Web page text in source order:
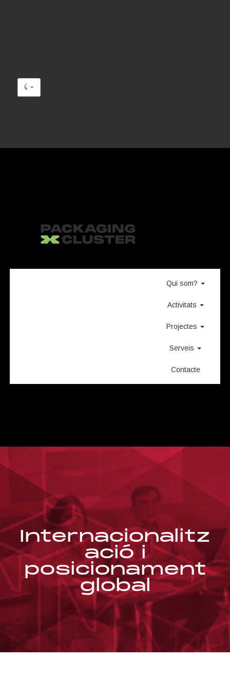
Qui som?
Activitats
Projectes
Serveis
Contacte
Internacionalitz
ació i
posicionament
global